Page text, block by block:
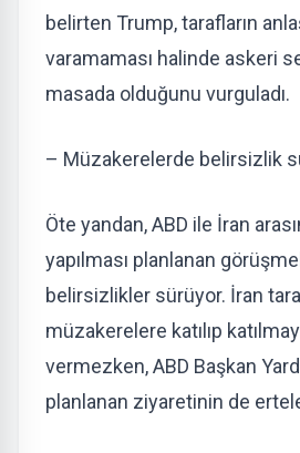
belirten Trump, tarafların
varamaması halinde askeri
masada olduğunu vurguladı.
– Müzakerelerde belirsizlik
Öte yandan, ABD ile İran
yapılması planlanan
belirsizlikler sürüyor. İran
müzakerelere katılıp
vermezken, ABD Başkan
planlanan ziyaretinin de